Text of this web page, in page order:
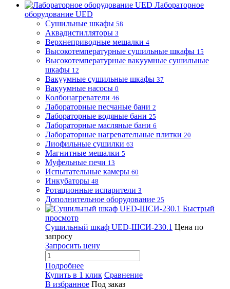
Лабораторное
оборудование UED
Сушильные шкафы 58
Аквадистилляторы 3
Верхнеприводные мешалки 4
Высокотемпературные сушильные шкафы 15
Высокотемпературные вакуумные сушильные
шкафы 12
Вакуумные сушильные шкафы 37
Вакуумные насосы 0
Колбонагреватели 46
Лабораторные песчаные бани 2
Лабораторные водяные бани 25
Лабораторные масляные бани 6
Лабораторные нагревательные плитки 20
Лиофильные сушилки 63
Магнитные мешалки 5
Муфельные печи 13
Испытательные камеры 60
Инкубаторы 48
Ротационные испарители 3
Дополнительное оборудование 25
Быстрый
просмотр
Сушильный шкаф UED-ШСИ-230.1 Цена по
запросу
Запросить цену
Подробнее
Купить в 1 клик Сравнение
В избранное Под заказ